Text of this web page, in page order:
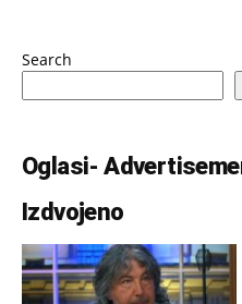
Search
Oglasi-
Izdvojeno